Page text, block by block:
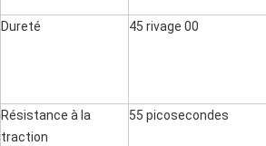
Dureté 45 rivage 00
Résistance à la
traction
55 picosecondes